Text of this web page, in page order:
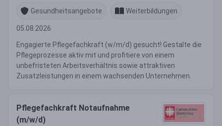
Gesundheitsangebote Weiterbildungen
05.08.2026
Engagierte Pflegefachkraft (w/m/d) gesucht! Gestalte die
Pflegeprozesse aktiv mit und profitiere von einem
unbefristeten Arbeitsverhältnis sowie attraktiven
Zusatzleistungen in einem wachsenden Unternehmen.
Pflegefachkraft Notaufnahme
(m/w/d)